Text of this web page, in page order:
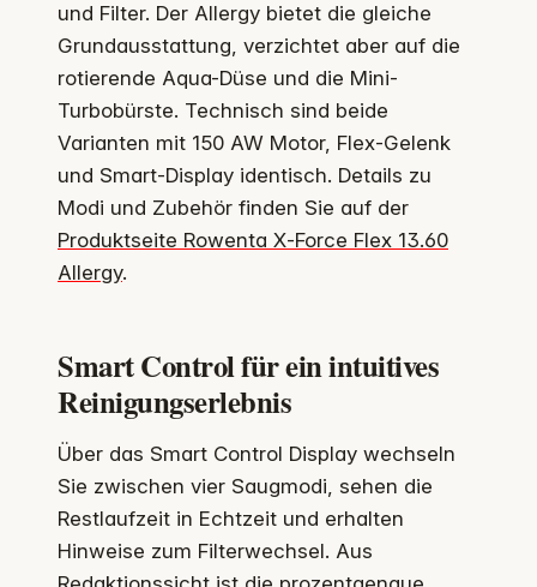
und Filter. Der Allergy bietet die gleiche
Grundausstattung, verzichtet aber auf die
rotierende Aqua-Düse und die Mini-
Turbobürste. Technisch sind beide
Varianten mit 150 AW Motor, Flex-Gelenk
und Smart-Display identisch. Details zu
Modi und Zubehör finden Sie auf der
Produktseite Rowenta X‑Force Flex 13.60
Allergy.
Smart Control für ein intuitives
Reinigungserlebnis
Über das Smart Control Display wechseln
Sie zwischen vier Saugmodi, sehen die
Restlaufzeit in Echtzeit und erhalten
Hinweise zum Filterwechsel. Aus